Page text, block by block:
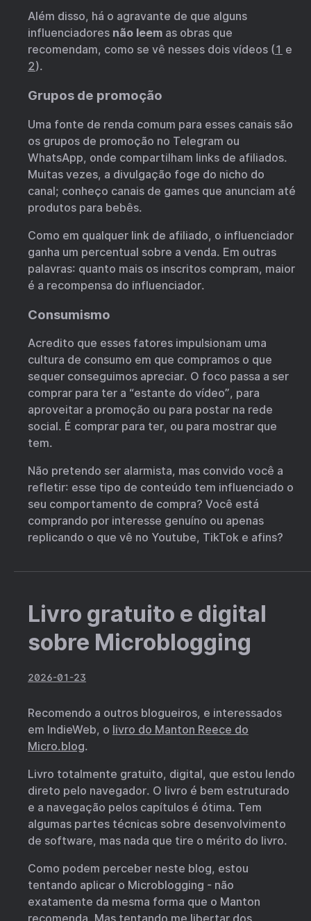
Além disso, há o agravante de que alguns
influenciadores não leem as obras que
recomendam, como se vê nesses dois vídeos (1 e
2).
Grupos de promoção
Uma fonte de renda comum para esses canais são
os grupos de promoção no Telegram ou
WhatsApp, onde compartilham links de afiliados.
Muitas vezes, a divulgação foge do nicho do
canal; conheço canais de games que anunciam até
produtos para bebês.
Como em qualquer link de afiliado, o influenciador
ganha um percentual sobre a venda. Em outras
palavras: quanto mais os inscritos compram, maior
é a recompensa do influenciador.
Consumismo
Acredito que esses fatores impulsionam uma
cultura de consumo em que compramos o que
sequer conseguimos apreciar. O foco passa a ser
comprar para ter a “estante do vídeo”, para
aproveitar a promoção ou para postar na rede
social. É comprar para ter, ou para mostrar que
tem.
Não pretendo ser alarmista, mas convido você a
refletir: esse tipo de conteúdo tem influenciado o
seu comportamento de compra? Você está
comprando por interesse genuíno ou apenas
replicando o que vê no Youtube, TikTok e afins?
Livro gratuito e digital
sobre Microblogging
2026-01-23
Recomendo a outros blogueiros, e interessados
em IndieWeb, o livro do Manton Reece do
Micro.blog.
Livro totalmente gratuito, digital, que estou lendo
direto pelo navegador. O livro é bem estruturado
e a navegação pelos capítulos é ótima. Tem
algumas partes técnicas sobre desenvolvimento
de software, mas nada que tire o mérito do livro.
Como podem perceber neste blog, estou
tentando aplicar o Microblogging - não
exatamente da mesma forma que o Manton